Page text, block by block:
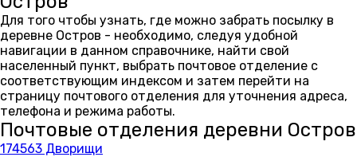
Для того чтобы узнать, где можно забрать посылку в
деревне Остров - необходимо, следуя удобной
навигации в данном справочнике, найти свой
населенный пункт, выбрать почтовое отделение с
соответствующим индексом и затем перейти на
страницу почтового отделения для уточнения адреса,
телефона и режима работы.
Почтовые отделения деревни Остров
174563 Дворищи